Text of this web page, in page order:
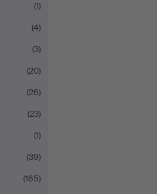
(1)
(4)
(3)
(20)
(26)
(23)
(1)
(39)
(165)